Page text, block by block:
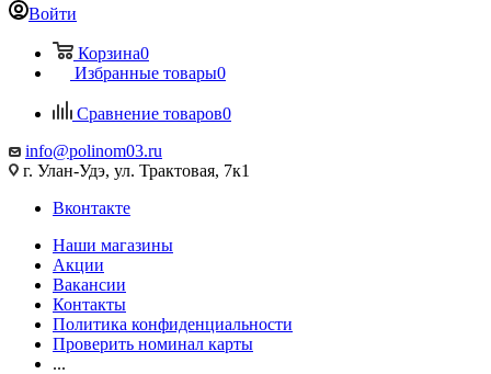
Войти
Корзина0
Избранные товары0
Сравнение товаров0
info@polinom03.ru
г. Улан-Удэ, ул. Трактовая, 7к1
Вконтакте
Наши магазины
Акции
Вакансии
Контакты
Политика конфиденциальности
Проверить номинал карты
...